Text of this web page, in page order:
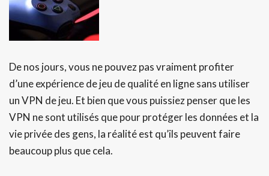
De nos jours, vous ne pouvez pas vraiment profiter
d’une expérience de jeu de qualité en ligne sans utiliser
un VPN de jeu. Et bien que vous puissiez penser que les
VPN ne sont utilisés que pour protéger les données et la
vie privée des gens, la réalité est qu’ils peuvent faire
beaucoup plus que cela.